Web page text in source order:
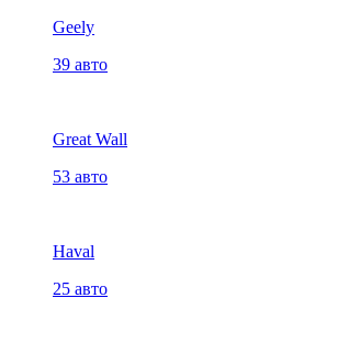
Geely
39 авто
Great Wall
53 авто
Haval
25 авто